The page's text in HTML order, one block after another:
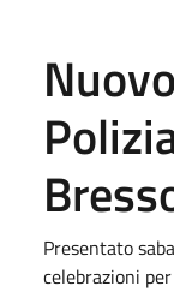
Presentato
celebrazioni